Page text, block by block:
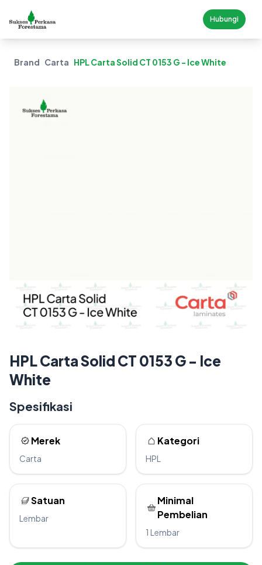
Hubungi
Brand Carta HPL Carta Solid CT 0153 G - Ice White
HPL Carta Solid CT 0153 G - Ice
White
Spesifikasi
Merek
Carta
Kategori
HPL
Satuan
Lembar
Minimal
Pembelian
1 Lembar